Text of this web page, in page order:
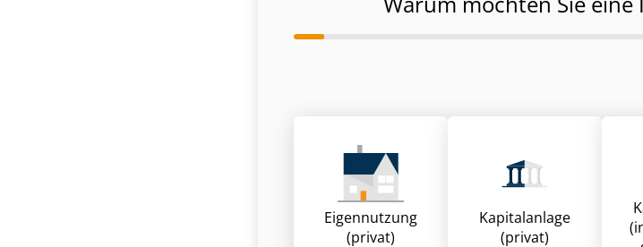
Eigennutzung
(privat)
Kapitalanlage
(privat)